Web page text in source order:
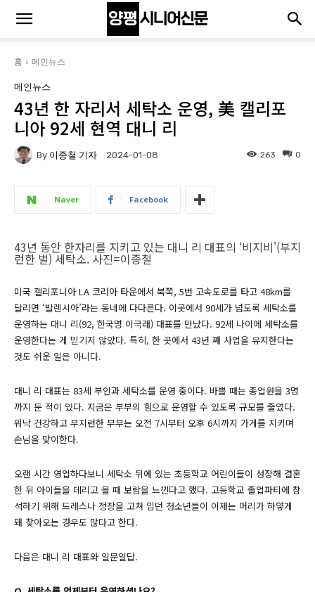
홈 메인뉴스
메인뉴스
43년 한 자리서 세탁소 운영, 美 캘리포
니아 92세 현역 대니 리
By 이종철 기자 2024-01-08 0
263
Naver Facebook
43년 동안 한자리를 지키고 있는 대니 리 대표의 ‘비지비'(부지
런한 벌) 세탁소. 사진=이종철
미국 캘리포니아 LA 코리아 타운에서 북쪽, 5번 고속도로를 타고 48km를
달리면 ‘발렌시아’라는 동네에 다다른다. 이곳에서 90세가 넘도록 세탁소를
운영하는 대니 리(92, 한국명 이극래) 대표를 만났다. 92세 나이에 세탁소를
운영한다는 게 믿기지 않았다. 특히, 한 곳에서 43년 째 사업을 유지한다는
것도 쉬운 일은 아니다.
대니 리 대표는 83세 부인과 세탁소를 운영 중이다. 바쁠 때는 종업원을 3명
까지 둔 적이 있다. 지금은 부부의 힘으로 운영할 수 있도록 규모를 줄였다.
워낙 건강하고 부지런한 부부는 오전 7시부터 오후 6시까지 가게를 지키며
손님을 맞이한다.
오랜 시간 영업하다보니 세탁소 뒤에 있는 초등학교 어린이들이 성장해 결혼
한 뒤 아이들을 데리고 올 때 보람을 느낀다고 했다. 고등학교 졸업파티에 참
석하기 위해 드레스나 정장을 고쳐 입던 청소년들이 이제는 머리가 하얗게
돼 찾아오는 경우도 많다고 한다.
다음은 대니 리 대표와 일문일답.